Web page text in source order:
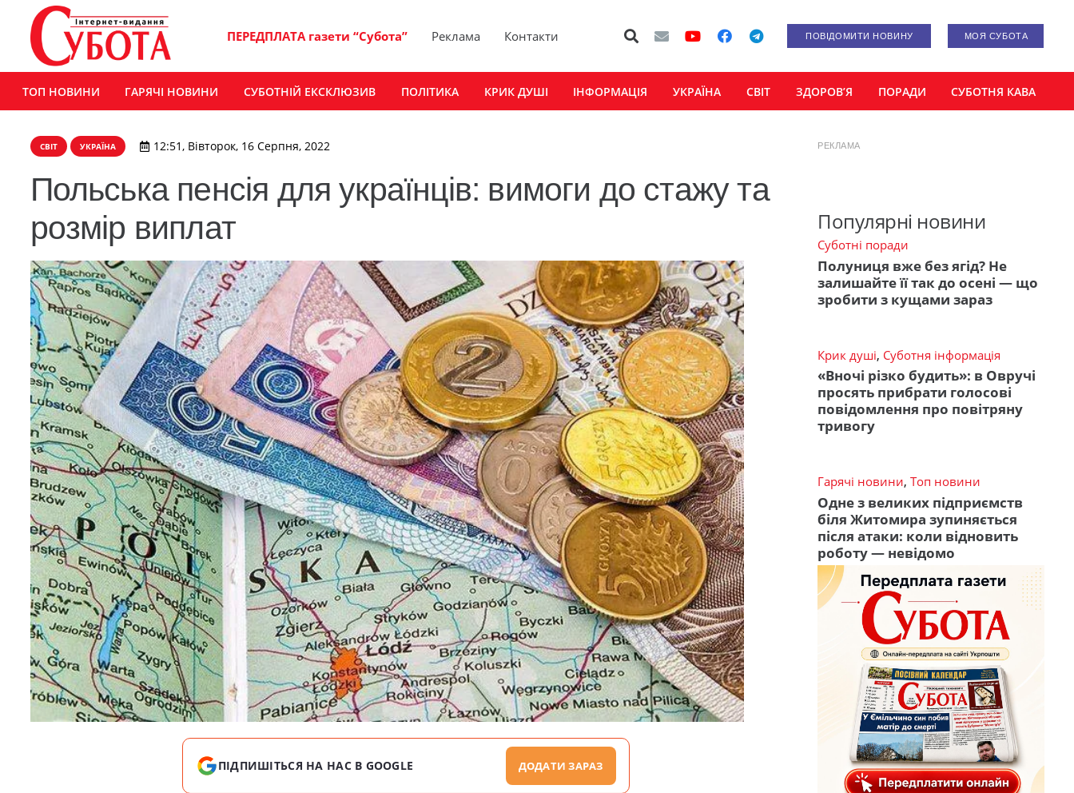
ПЕРЕДПЛАТА газети “Субота” Реклама Контакти ПОВІДОМИТИ НОВИНУ МОЯ СУБОТА
ТОП НОВИНИ ГАРЯЧІ НОВИНИ СУБОТНІЙ ЕКСКЛЮЗИВ ПОЛІТИКА КРИК ДУШІ ІНФОРМАЦІЯ УКРАЇНА СВІТ ЗДОРОВ’Я ПОРАДИ СУБОТНЯ КАВА
СВІТ УКРАЇНА 12:51, Вівторок, 16 Серпня, 2022
Польська пенсія для українців: вимоги до стажу та
розмір виплат
ПІДПИШІТЬСЯ НА НАС В GOOGLE ДОДАТИ ЗАРАЗ
РЕКЛАМА
Популярні новини
Суботні поради
Полуниця вже без ягід? Не
залишайте її так до осені — що
зробити з кущами зараз
Крик душі, Суботня інформація
«Вночі різко будить»: в Овручі
просять прибрати голосові
повідомлення про повітряну
тривогу
Гарячі новини, Топ новини
Одне з великих підприємств
біля Житомира зупиняється
після атаки: коли відновить
роботу — невідомо